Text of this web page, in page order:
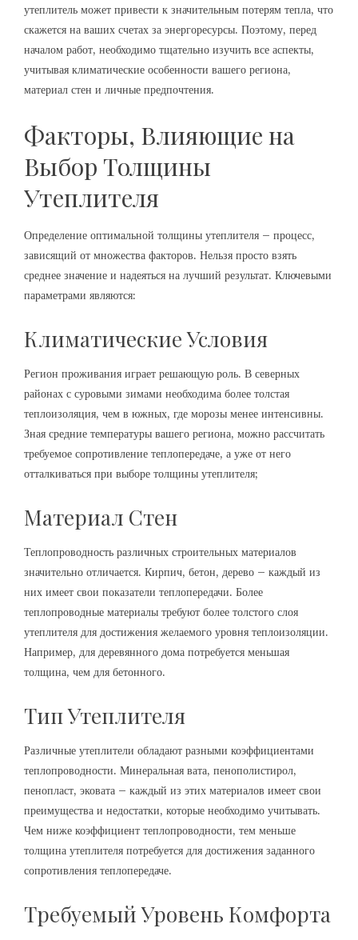
утеплитель может привести к значительным потерям тепла, что
скажется на ваших счетах за энергоресурсы. Поэтому, перед
началом работ, необходимо тщательно изучить все аспекты,
учитывая климатические особенности вашего региона,
материал стен и личные предпочтения.
Факторы, Влияющие на
Выбор Толщины
Утеплителя
Определение оптимальной толщины утеплителя – процесс,
зависящий от множества факторов. Нельзя просто взять
среднее значение и надеяться на лучший результат. Ключевыми
параметрами являются:
Климатические Условия
Регион проживания играет решающую роль. В северных
районах с суровыми зимами необходима более толстая
теплоизоляция, чем в южных, где морозы менее интенсивны.
Зная средние температуры вашего региона, можно рассчитать
требуемое сопротивление теплопередаче, а уже от него
отталкиваться при выборе толщины утеплителя;
Материал Стен
Теплопроводность различных строительных материалов
значительно отличается. Кирпич, бетон, дерево – каждый из
них имеет свои показатели теплопередачи. Более
теплопроводные материалы требуют более толстого слоя
утеплителя для достижения желаемого уровня теплоизоляции.
Например, для деревянного дома потребуется меньшая
толщина, чем для бетонного.
Тип Утеплителя
Различные утеплители обладают разными коэффициентами
теплопроводности. Минеральная вата, пенополистирол,
пенопласт, эковата – каждый из этих материалов имеет свои
преимущества и недостатки, которые необходимо учитывать.
Чем ниже коэффициент теплопроводности, тем меньше
толщина утеплителя потребуется для достижения заданного
сопротивления теплопередаче.
Требуемый Уровень Комфорта